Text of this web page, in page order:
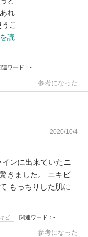
れ
こ
読
連ワード -
参考になった
2020/10/4
ンに出来ていたニ
きました。 ニキビ
もっちりした肌に
ビ 関連ワード -
参考になった